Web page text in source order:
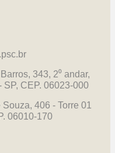
343, 2⁰ andar,
CEP. 06023-000
406 - Torre 01
06010-170